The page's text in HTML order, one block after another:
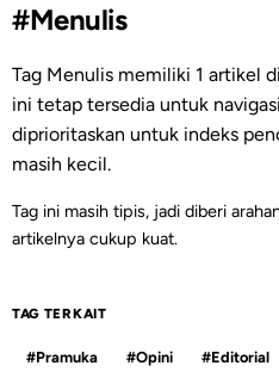
Cari artikel
#Menulis
Tag Menulis memiliki 1 artikel
ini tetap tersedia untuk
diprioritaskan untuk indeks
masih kecil.
Tag ini masih tipis, jadi diberi
artikelnya cukup kuat.
TAG TERKAIT
#Pramuka #Opini #Editorial